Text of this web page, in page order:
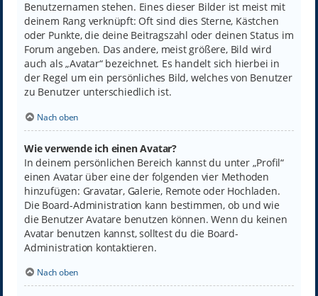
Benutzernamen stehen. Eines dieser Bilder ist meist mit
deinem Rang verknüpft: Oft sind dies Sterne, Kästchen
oder Punkte, die deine Beitragszahl oder deinen Status im
Forum angeben. Das andere, meist größere, Bild wird
auch als „Avatar“ bezeichnet. Es handelt sich hierbei in
der Regel um ein persönliches Bild, welches von Benutzer
zu Benutzer unterschiedlich ist.
Nach oben
Wie verwende ich einen Avatar?
In deinem persönlichen Bereich kannst du unter „Profil“
einen Avatar über eine der folgenden vier Methoden
hinzufügen: Gravatar, Galerie, Remote oder Hochladen.
Die Board-Administration kann bestimmen, ob und wie
die Benutzer Avatare benutzen können. Wenn du keinen
Avatar benutzen kannst, solltest du die Board-
Administration kontaktieren.
Nach oben